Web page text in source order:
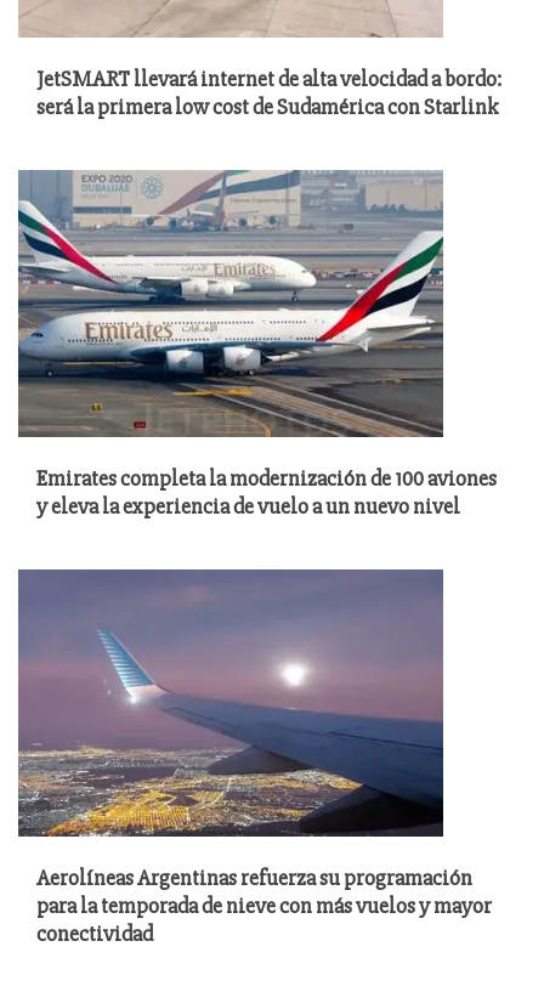
JetSMART llevará internet de alta velocidad a bordo:
será la primera low cost de Sudamérica con Starlink
Emirates completa la modernización de 100 aviones
y eleva la experiencia de vuelo a un nuevo nivel
Aerolíneas Argentinas refuerza su programación
para la temporada de nieve con más vuelos y mayor
conectividad